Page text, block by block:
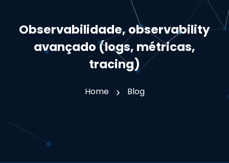
Observabilidade, observability
avançado (logs, métricas,
tracing)
Home Blog